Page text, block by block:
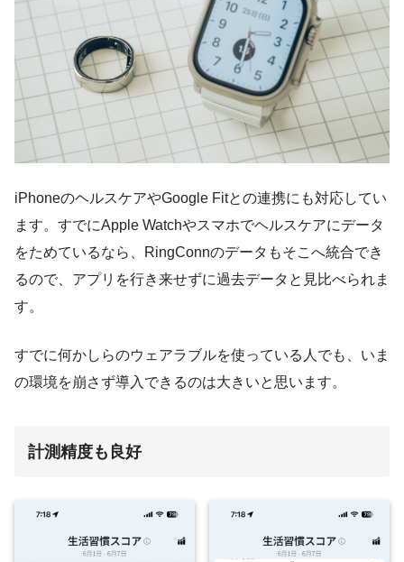
iPhoneのヘルスケアやGoogle Fitとの連携にも対応してい
ます。すでにApple Watchやスマホでヘルスケアにデータ
をためているなら、RingConnのデータもそこへ統合でき
るので、アプリを行き来せずに過去データと見比べられま
す。
すでに何かしらのウェアラブルを使っている人でも、いま
の環境を崩さず導入できるのは大きいと思います。
計測精度も良好